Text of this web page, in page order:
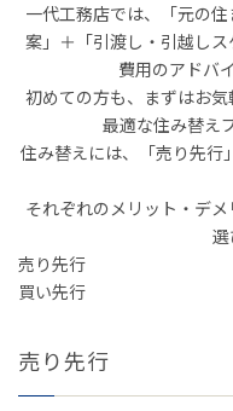
一代工務店では、「元の
案」＋「引渡し・引越し
費用のアドバ
初めての方も、まずはお
最適な住み替え
住み替えには、「売り先行
それぞれのメリット・デ
選
売り先行
買い先行
売り先行